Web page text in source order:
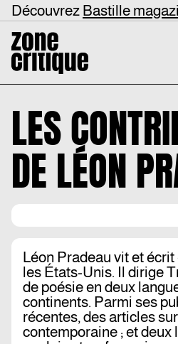
Découvrez Bastille
LES
DELÉON
Léon Pradeau vit et
les États-Unis. Il dirige
de poésie en deux
continents. Parmi ses
récentes, des articles
contemporaine ; et deux